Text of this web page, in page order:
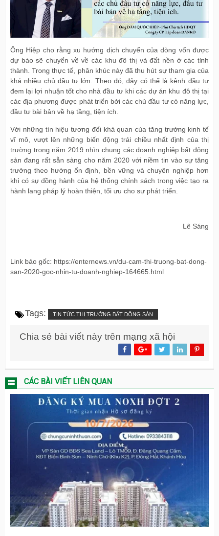
Ông Hiệp cho rằng xu hướng dịch chuyển của dòng vốn được
dự báo sẽ chuyển về về các khu đô thị và đất nền ở các tỉnh
thành. Trong thực tế, phân khúc này đã thu hút sự tham gia của
khá nhiều chủ đầu tư lớn. Theo đó, đây có thể là kênh đầu tư
đem lại lợi nhuận tốt cho nhà đầu tư khi các dự án khu đô thị tại
các địa phương được phát triển bởi các chủ đầu tư có năng lực,
đầu tư bài bản về hạ tầng, tiện ích.
Với những tín hiệu tương đối khả quan của tăng trưởng kinh tế
vĩ mô, vượt lên những biến động trái chiều nhất định của thị
trường trong năm 2019 nhìn chung các doanh nghiệp bất động
sản đang rất sẵn sàng cho năm 2020 với niềm tin vào sự tăng
trưởng theo hướng ổn định, bền vững và chuyên nghiệp hơn
khi có sự đồng hành của hệ thống chính sách trong việc tạo ra
hành lang pháp lý hoàn thiện, tối ưu cho sự phát triển.
Lê Sáng
Link báo gốc: https://enternews.vn/du-cam-thi-truong-bat-dong-
san-2020-goc-nhin-tu-doanh-nghiep-164665.html
Tags: TIN TỨC THỊ TRƯỜNG BẤT ĐỘNG SẢN
Chia sẻ bài viết này trên mạng xã hội
CÁC BÀI VIẾT LIÊN QUAN